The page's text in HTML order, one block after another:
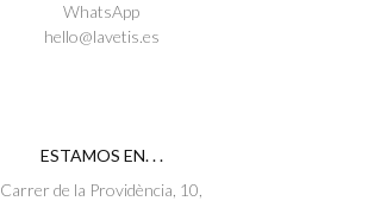
WhatsApp
hello@lavetis.es
ESTAMOS EN. . .
Carrer de la Providència, 10,